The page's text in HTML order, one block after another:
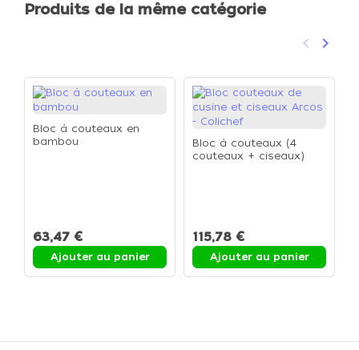
Produits de la même catégorie
Précédent
keyboard_arrow_left keyboard_arrow_right
Bloc à couteaux en
bambou
63,47 €
Ajouter au panier
Bloc à couteaux (4
couteaux + ciseaux)
115,78 €
Ajouter au panier